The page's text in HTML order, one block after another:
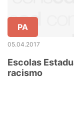
PA
05.04.2017
Escolas
racismo